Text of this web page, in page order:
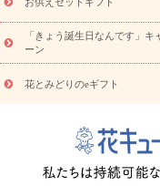
お祝い お祝い・
5000円～
お祝い・
悔やみ
円～
お供え・お悔やみ・
いのマナー
定年退職祝
花キューピッ
彩心理学」で選ぶ方法
「きょう誕生日なんです」キ
ーン
花とみどりのeギフト